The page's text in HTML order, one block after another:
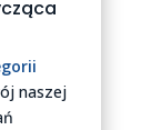
naszej